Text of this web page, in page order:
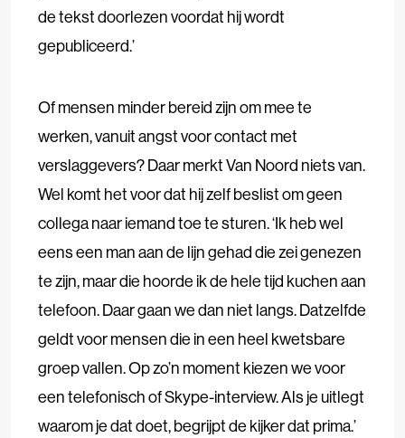
de tekst doorlezen voordat hij wordt
gepubliceerd.’
Of mensen minder bereid zijn om mee te
werken, vanuit angst voor contact met
verslaggevers? Daar merkt Van Noord niets van.
Wel komt het voor dat hij zelf beslist om geen
collega naar iemand toe te sturen. ‘Ik heb wel
eens een man aan de lijn gehad die zei genezen
te zijn, maar die hoorde ik de hele tijd kuchen aan
telefoon. Daar gaan we dan niet langs. Datzelfde
geldt voor mensen die in een heel kwetsbare
groep vallen. Op zo’n moment kiezen we voor
een telefonisch of Skype-interview. Als je uitlegt
waarom je dat doet, begrijpt de kijker dat prima.’